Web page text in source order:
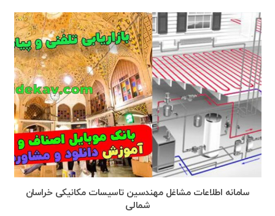
سامانه اطلاعات مشاغل مهندسین تاسیسات مکانیکی خراسان
شمالی